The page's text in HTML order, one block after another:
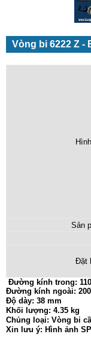
Vòng bi 6222 Z -
Sản
Đặt
Đường kính trong:
Đường kính ngoài:
Độ dày: 38 mm
Khối lượng: 4.35 kg
Chủng loại: Vòng bi
Xin lưu ý: Hình ảnh